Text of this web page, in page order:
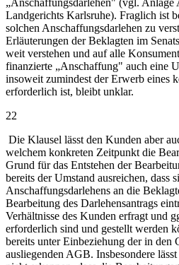
„Anschaffungsdarlehen" (vgl. Anlage
Landgerichts Karlsruhe). Fraglich ist
solchen Anschaffungsdarlehen zu
Erläuterungen der Beklagten im
weit verstehen und auf alle
finanzierte „Anschaffung" auch eine
insoweit zumindest der Erwerb eines
erforderlich ist, bleibt unklar.
22
Die Klausel lässt den Kunden aber
welchem konkreten Zeitpunkt die
Grund für das Entstehen der
bereits der Umstand ausreichen, dass
Anschaffungsdarlehens an die
Bearbeitung des Darlehensantrags
Verhältnisse des Kunden erfragt und
erforderlich sind und gestellt werden
bereits unter Einbeziehung der in den
ausliegenden AGB. Insbesondere